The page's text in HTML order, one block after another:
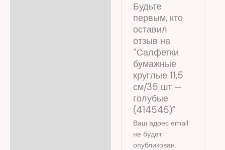
Будьте
первым, кто
оставил
отзыв на
“Салфетки
бумажные
круглые 11,5
см/35 шт —
голубые
(414545)”
Ваш адрес email
не будет
опубликован.